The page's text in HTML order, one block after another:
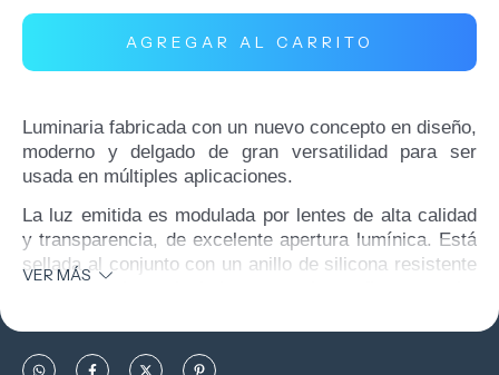
Luminaria fabricada con un nuevo concepto en diseño,
moderno y delgado de gran versatilidad para ser
usada en múltiples aplicaciones.
La luz emitida es modulada por lentes de alta calidad
y transparencia, de excelente apertura lumínica. Está
sellada al conjunto con un anillo de silicona resistente
inoxidable.
VER MÁS